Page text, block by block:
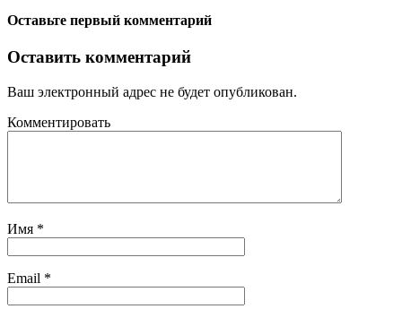
Оставьте первый комментарий
Оставить комментарий
Ваш электронный адрес не будет опубликован.
Комментировать
Имя *
Email *